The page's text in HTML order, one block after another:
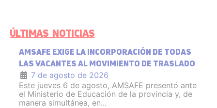
ÚLTIMAS NOTICIAS
AMSAFE EXIGE LA INCORPORACIÓN DE TODAS
LAS VACANTES AL MOVIMIENTO DE TRASLADO
7 de agosto de 2026
Este jueves 6 de agosto, AMSAFE presentó ante
el Ministerio de Educación de la provincia y, de
manera simultánea, en...